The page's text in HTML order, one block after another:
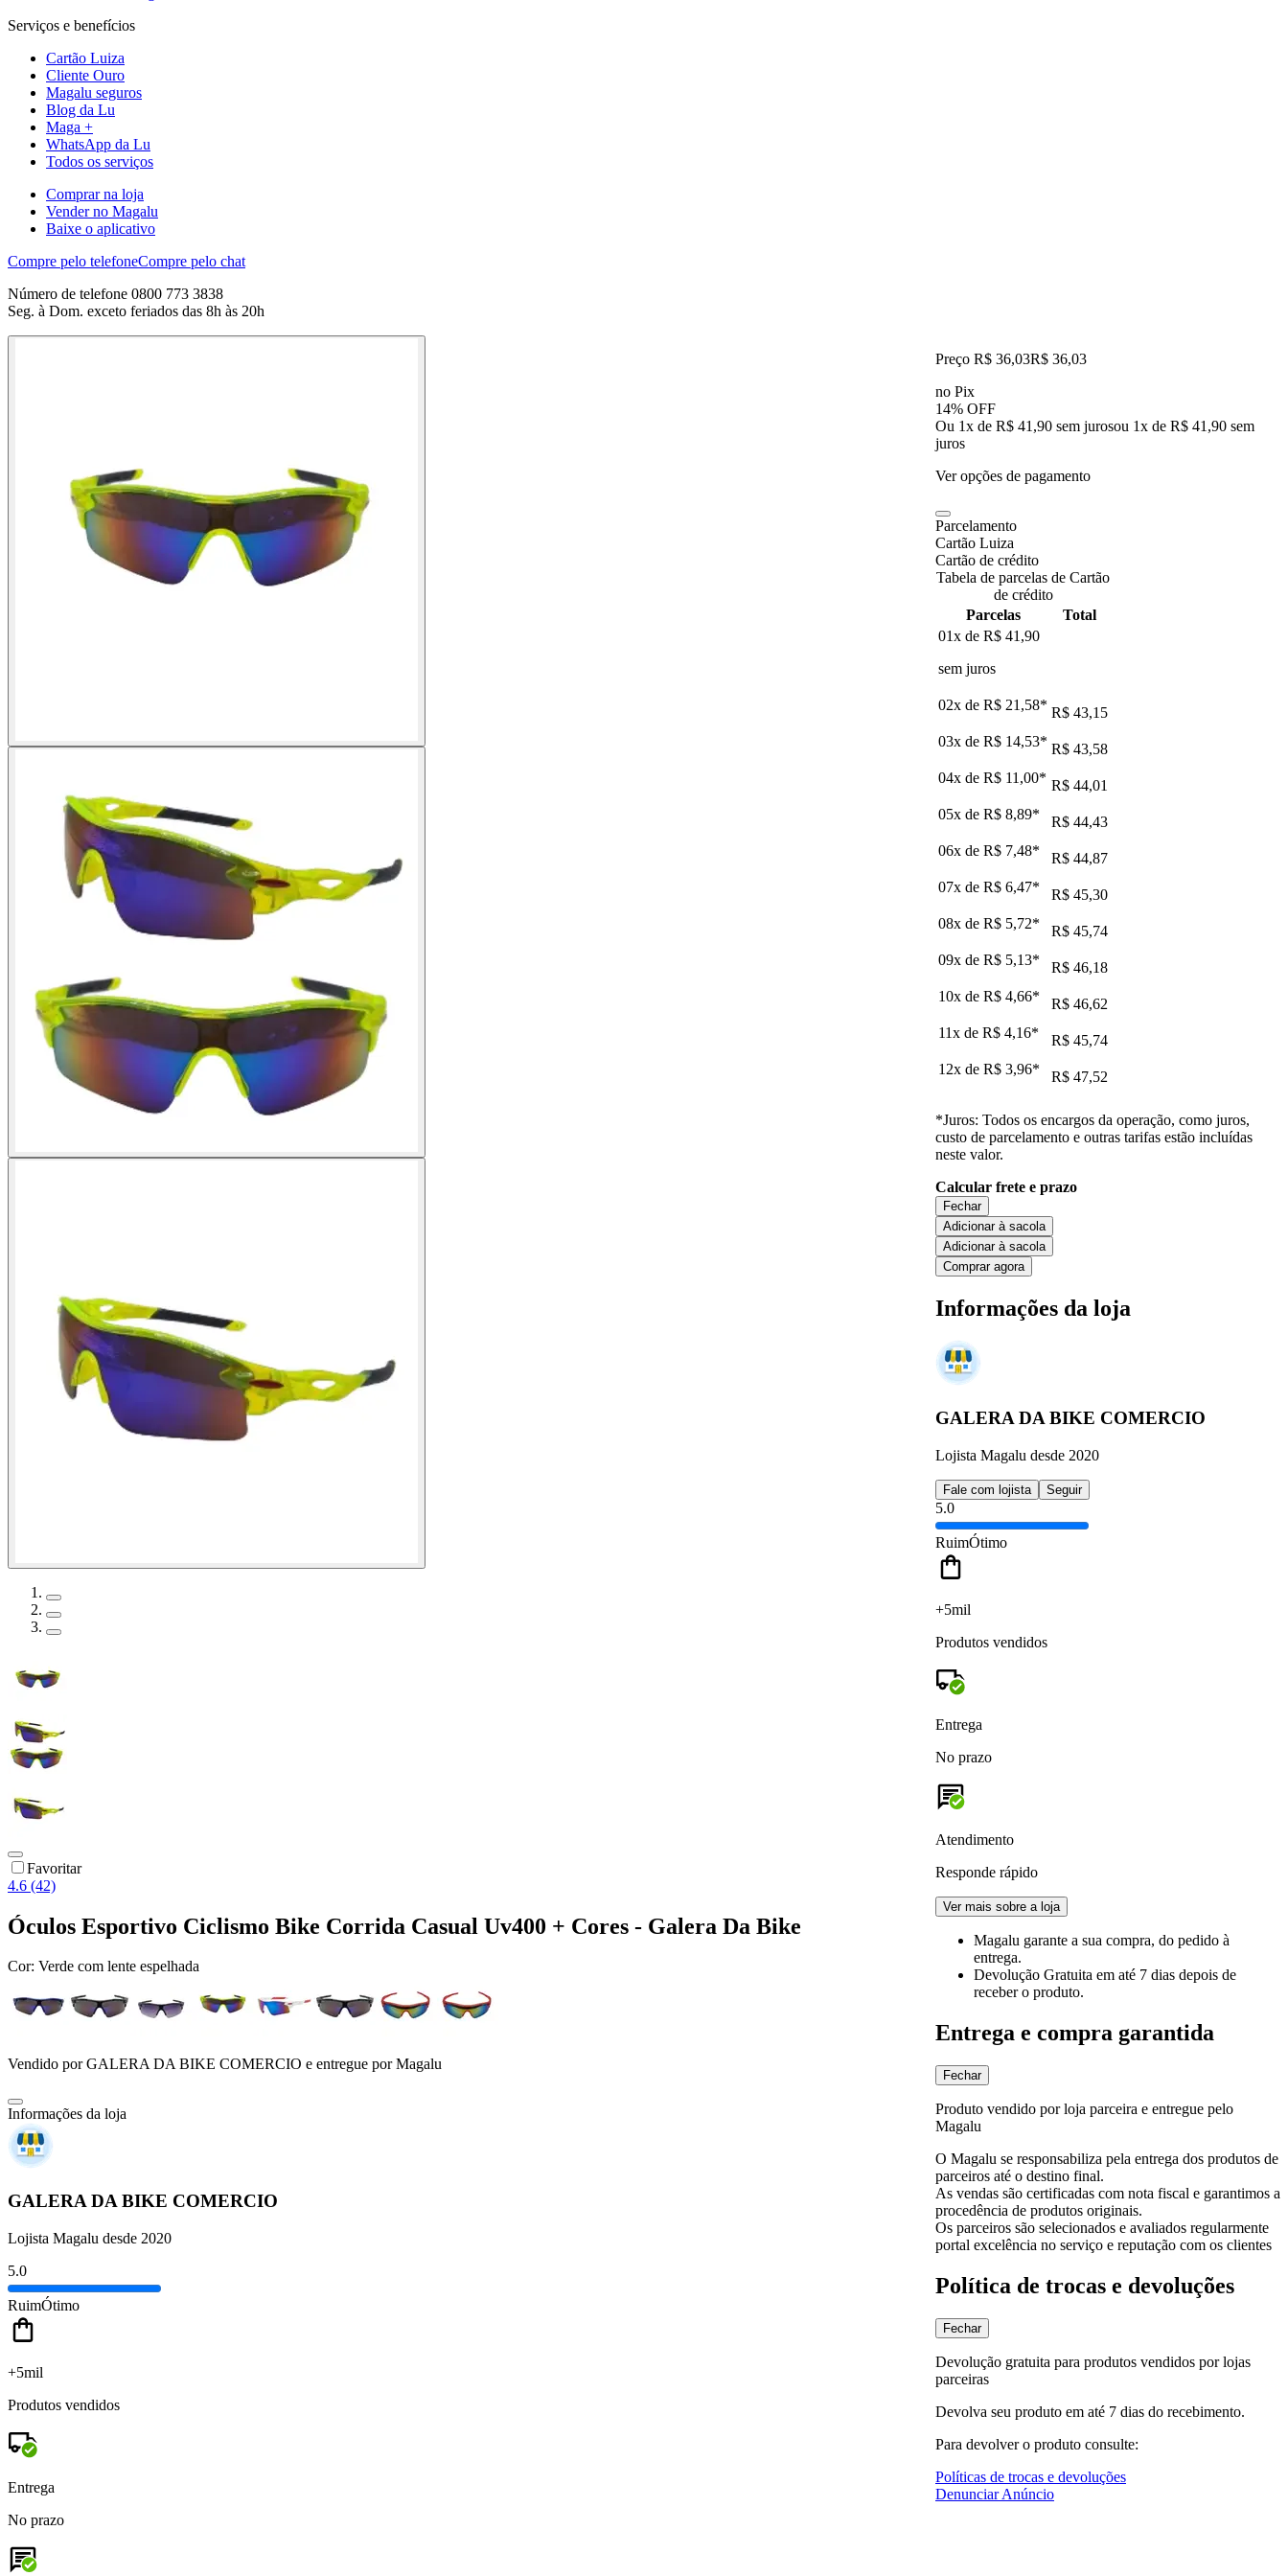
Serviços e benefícios
Cartão Luiza
Cliente Ouro
Magalu seguros
Blog da Lu
Maga +
WhatsApp da Lu
Todos os serviços
Comprar na loja
Vender no Magalu
Baixe o aplicativo
Compre pelo telefoneCompre pelo chat
Número de telefone 0800 773 3838
Seg. à Dom. exceto feriados das 8h às 20h
Favoritar
4.6 (42)
Óculos Esportivo Ciclismo Bike Corrida Casual Uv400 + Cores - Galera Da Bike
Cor: Verde com lente espelhada
Vendido porGALERA DA BIKE COMERCIO e entregue por Magalu
Informações da loja
GALERA DA BIKE COMERCIO
Lojista Magalu desde 2020
5.0
RuimÓtimo
+5mil
Produtos vendidos
Entrega
No prazo
Preço R$ 36,03R$ 36,03
no Pix
14% OFF
Ou 1x de R$ 41,90 sem jurosou 1x de R$ 41,90 sem
juros
Ver opções de pagamento
Parcelamento
Cartão Luiza
Cartão de crédito
Tabela de parcelas de Cartão
de crédito
Parcelas
Total
01x de R$ 41,90
sem juros
02x de R$ 21,58* R$ 43,15
03x de R$ 14,53* R$ 43,58
04x de R$ 11,00* R$ 44,01
05x de R$ 8,89*
R$ 44,43
06x de R$ 7,48*
R$ 44,87
07x de R$ 6,47*
R$ 45,30
08x de R$ 5,72*
R$ 45,74
09x de R$ 5,13*
R$ 46,18
10x de R$ 4,66*
R$ 46,62
11x de R$ 4,16*
R$ 45,74
12x de R$ 3,96* R$ 47,52
*Juros: Todos os encargos da operação, como juros,
custo de parcelamento e outras tarifas estão incluídas
neste valor.
Calcular frete e prazo
Fechar
Adicionar à sacola
Adicionar à sacola
Comprar agora
Informações da loja
GALERA DA BIKE COMERCIO
Lojista Magalu desde 2020
Fale com lojista Seguir
5.0
RuimÓtimo
+5mil
Produtos vendidos
Entrega
No prazo
Atendimento
Responde rápido
Ver mais sobre a loja
Magalu garante a sua compra, do pedido à
entrega.
Devolução Gratuita em até 7 dias depois de
receber o produto.
Entrega e compra garantida
Fechar
Produto vendido por loja parceira e entregue pelo
Magalu
O Magalu se responsabiliza pela entrega dos produtos de
parceiros até o destino final.
As vendas são certificadas com nota fiscal e garantimos a
procedência de produtos originais.
Os parceiros são selecionados e avaliados regularmente
portal excelência no serviço e reputação com os clientes
Política de trocas e devoluções
Fechar
Devolução gratuita para produtos vendidos por lojas
parceiras
Devolva seu produto em até 7 dias do recebimento.
Para devolver o produto consulte:
Políticas de trocas e devoluções
Denunciar Anúncio